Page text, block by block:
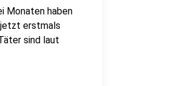
Monaten haben
jetzt erstmals
sind laut